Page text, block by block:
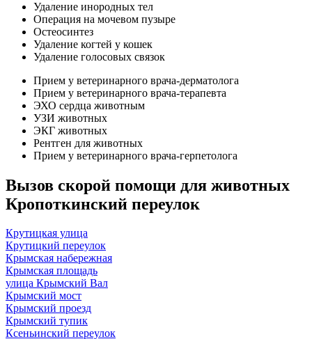
Удаление инородных тел
Операция на мочевом пузыре
Остеосинтез
Удаление когтей у кошек
Удаление голосовых связок
Прием у ветеринарного врача-дерматолога
Прием у ветеринарного врача-терапевта
ЭХО сердца животным
УЗИ животных
ЭКГ животных
Рентген для животных
Прием у ветеринарного врача-герпетолога
Вызов скорой помощи для животных
Кропоткинский переулок
Крутицкая улица
Крутицкий переулок
Крымская набережная
Крымская площадь
улица Крымский Вал
Крымский мост
Крымский проезд
Крымский тупик
Ксеньинский переулок